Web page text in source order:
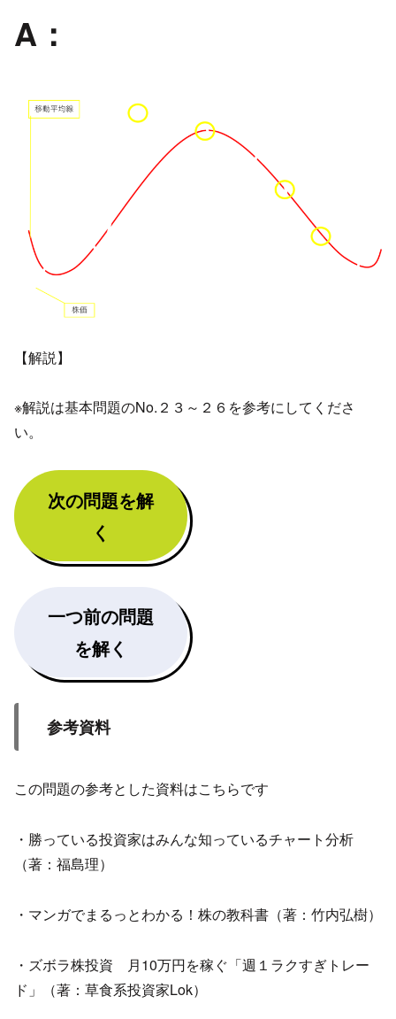
A：
【解説】
※解説は基本問題のNo.２３～２６を参考にしてくださ
い。
次の問題を解
く
一つ前の問題
を解く
参考資料
この問題の参考とした資料はこちらです
・勝っている投資家はみんな知っているチャート分析
（著：福島理）
・マンガでまるっとわかる！株の教科書（著：竹内弘樹）
・ズボラ株投資 月10万円を稼ぐ「週１ラクすぎトレー
ド」（著：草食系投資家Lok）